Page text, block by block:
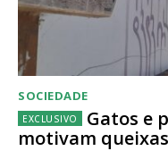
SOCIEDADE
Gatos e
motivam